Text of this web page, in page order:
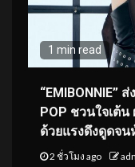
1 min read
“EMIBONNIE”
POP ชวนใจเต้
ด้วยแรงดึงดูดจ
2 ชั่วโมง ago